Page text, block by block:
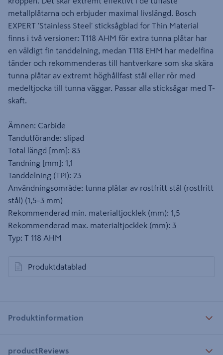
metallplåtarna och erbjuder maximal livslängd. Bosch
EXPERT 'Stainless Steel' sticksågblad for Thin Material
finns i två versioner: T118 AHM för extra tunna plåtar har
en väldigt fin tanddelning, medan T118 EHM har medelfina
tänder och rekommenderas till hantverkare som ska skära
tunna plåtar av extremt höghållfast stål eller rör med
medeltjocka till tunna väggar. Passar alla sticksågar med T-
skaft.
Ämnen: Carbide
Tandutförande: slipad
Total längd [mm]: 83
Tandning [mm]: 1,1
Tanddelning (TPI): 23
Användningsområde: tunna plåtar av rostfritt stål (rostfritt
stål) (1,5–3 mm)
Rekommenderad min. materialtjocklek (mm): 1,5
Rekommenderad max. materialtjocklek (mm): 3
Typ: T 118 AHM
Produktdatablad
öppnas i en ny flik
Produktinformation
productReviews